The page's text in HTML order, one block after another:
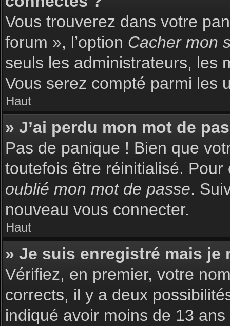
Vous trouverez dans votre
forum », l’option Cacher mon
seuls les administrateurs, les
Vous serez compté parmi les
Haut
» J’ai perdu mon mot de
Pas de panique ! Bien que
toutefois être réinitialisé.
oublié mon mot de passe.
nouveau vous connecter.
Haut
» Je suis enregistré mais je
Vérifiez, en premier, votre
corrects, il y a deux
indiqué avoir moins de 13